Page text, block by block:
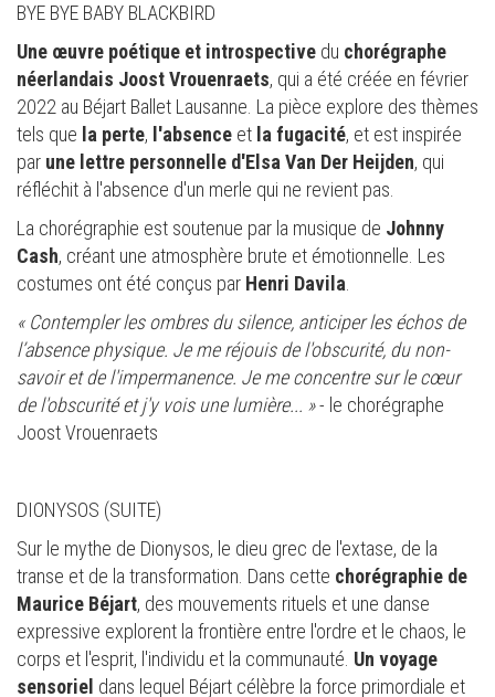
BYE BYE BABY BLACKBIRD
Une œuvre poétique et introspective du chorégraphe
néerlandais Joost Vrouenraets, qui a été créée en février
2022 au Béjart Ballet Lausanne. La pièce explore des thèmes
tels que la perte, l'absence et la fugacité, et est inspirée
par une lettre personnelle d'Elsa Van Der Heijden, qui
réfléchit à l'absence d'un merle qui ne revient pas.
La chorégraphie est soutenue par la musique de Johnny
Cash, créant une atmosphère brute et émotionnelle. Les
costumes ont été conçus par Henri Davila.
« Contempler les ombres du silence, anticiper les échos de
l’absence physique. Je me réjouis de l'obscurité, du non-
savoir et de l'impermanence. Je me concentre sur le cœur
de l'obscurité et j'y vois une lumière... »- le chorégraphe
Joost Vrouenraets
DIONYSOS (SUITE)
Sur le mythe de Dionysos, le dieu grec de l'extase, de la
transe et de la transformation. Dans cette chorégraphie de
Maurice Béjart, des mouvements rituels et une danse
expressive explorent la frontière entre l'ordre et le chaos, le
corps et l'esprit, l'individu et la communauté. Un voyage
sensoriel dans lequel Béjart célèbre la force primordiale et